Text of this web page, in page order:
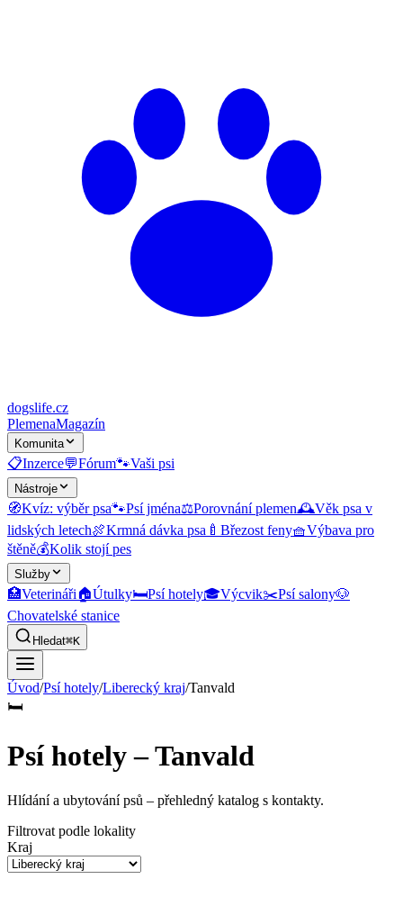
dogslife.cz
PlemenaMagazín
Komunita
📋Inzerce💬Fórum🐾Vaši psi
Nástroje
🧭Kvíz: výběr psa🐾Psí jména⚖️Porovnání plemen🕰️Věk psa v
lidských letech🍖Krmná dávka psa 🍼 Březost feny🧺Výbava pro
štěně💰Kolik stojí pes
Služby
🏥Veterináři🏠Útulky🛏️Psí hotely🎓Výcvik✂️Psí salony🐶
Chovatelské stanice
Hledat⌘K
Úvod/Psí hotely/Liberecký kraj/Tanvald
🛏️
Psí hotely – Tanvald
Hlídání a ubytování psů – přehledný katalog s kontakty.
Filtrovat podle lokality
Kraj